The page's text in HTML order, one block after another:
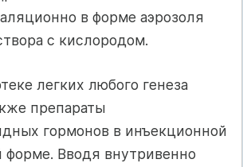
в форме аэрозоля
с кислородом.
легких любого генеза
препараты
гормонов в инъекционной
форме. Вводя внутривенно